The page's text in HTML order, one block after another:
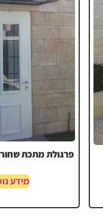
פרגולת מתכת
מידע